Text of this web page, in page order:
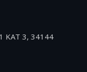
KAT 3, 34144